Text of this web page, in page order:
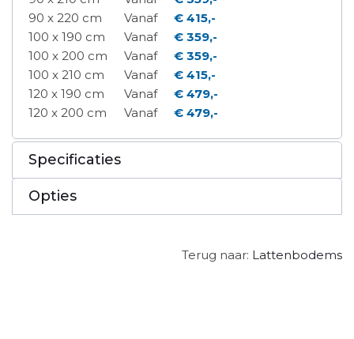
90 x 220 cm
100 x 190 cm
100 x 200 cm
100 x 210 cm
120 x 190 cm
120 x 200 cm
Vanaf
Vanaf
Vanaf
Vanaf
Vanaf
Vanaf
€ 415,-
€ 359,-
€ 359,-
€ 415,-
€ 479,-
€ 479,-
Specificaties
Opties
Terug naar: Lattenbodems